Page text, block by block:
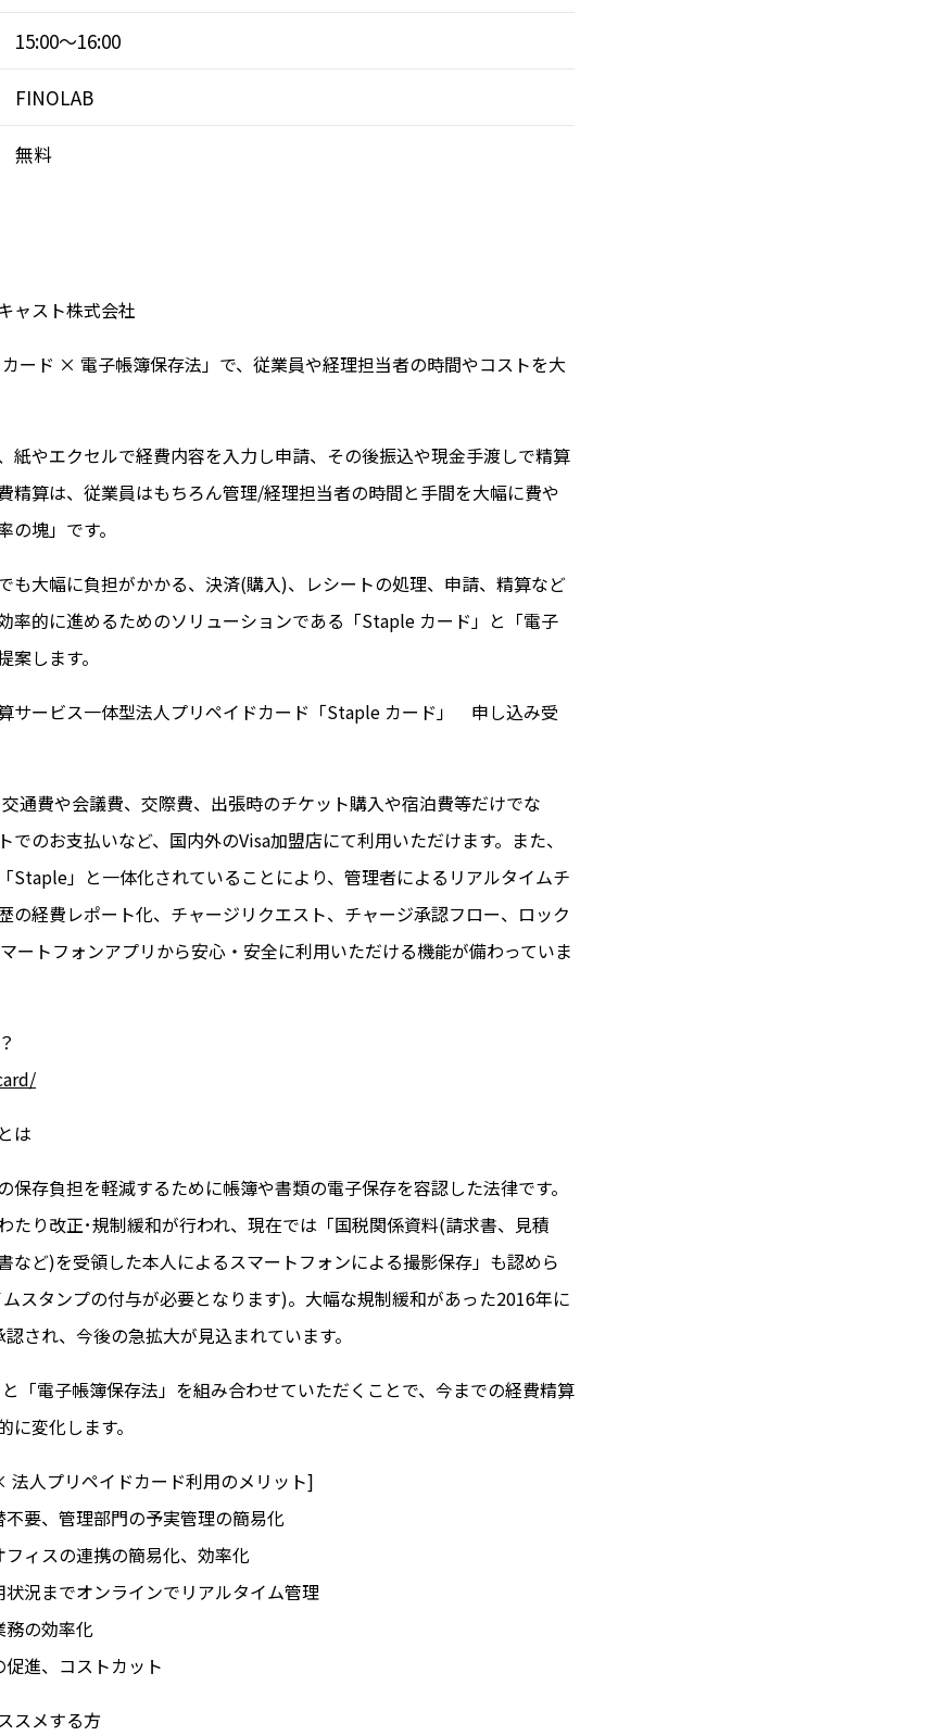
15:00～16:00
FINOLAB
無料
ャスト株式会社
カード × 電子帳簿保存法」で、従業員や経理担当者の時間やコストを大
紙やエクセルで経費内容を入力し申請、その後振込や現金手渡しで精算
精算は、従業員はもちろん管理/経理担当者の時間と手間を大幅に費や
の塊」です。
も大幅に負担がかかる、決済(購入)、レシートの処理、申請、精算など
率的に進めるためのソリューションである「Staple カード」と「電子
します。
サービス一体型法人プリペイドカード「Staple カード」 申し込み受
通費や会議費、交際費、出張時のチケット購入や宿泊費等だけでな
でのお支払いなど、国内外のVisa加盟店にて利用いただけます。また、
Staple」と一体化されていることにより、管理者によるリアルタイムチ
の経費レポート化、チャージリクエスト、チャージ承認フロー、ロック
ートフォンアプリから安心・安全に利用いただける機能が備わっていま
は
保存負担を軽減するために帳簿や書類の電子保存を容認した法律です。
たり改正･規制緩和が行われ、現在では「国税関係資料(請求書、見積
など)を受領した本人によるスマートフォンによる撮影保存」も認めら
スタンプの付与が必要となります)。大幅な規制緩和があった2016年に
され、今後の急拡大が見込まれています。
と「電子帳簿保存法」を組み合わせていただくことで、今までの経費精算
変化します。
人プリペイドカード利用のメリット]
要、管理部門の予実管理の簡易化
ィスの連携の簡易化、効率化
況までオンラインでリアルタイム管理
の効率化
進、コストカット
スメする方